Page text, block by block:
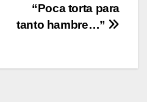
“Poca torta para
tanto hambre…”